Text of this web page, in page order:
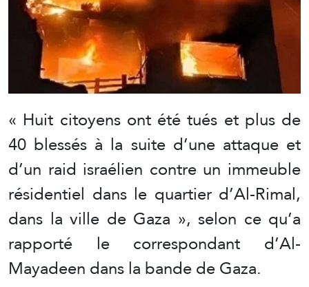
« Huit citoyens ont été tués et plus de
40 blessés à la suite d’une attaque et
d’un raid israélien contre un immeuble
résidentiel dans le quartier d’Al-Rimal,
dans la ville de Gaza », selon ce qu’a
rapporté le correspondant d’Al-
Mayadeen dans la bande de Gaza.